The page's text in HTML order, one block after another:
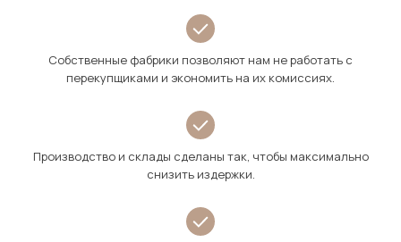
Собственные фабрики позволяют нам не работать с
перекупщиками и экономить на их комиссиях.
Производство и склады сделаны так, чтобы максимально
снизить издержки.